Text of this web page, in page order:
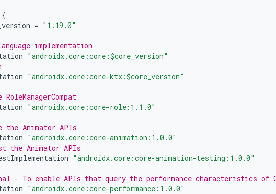
{
= "1.19.0"
implementation
"androidx.core:core:$core_version"
"androidx.core:core-ktx:$core_version"
"androidx.core:core-role:1.1.0"
the Animator APIs
"androidx.core:core-animation:1.0.0"
the Animator APIs
"androidx.core:core-animation-testing:1.0.0"
- To enable APIs that query the performance characteristics of
"androidx.core:core-performance:1.0.0"